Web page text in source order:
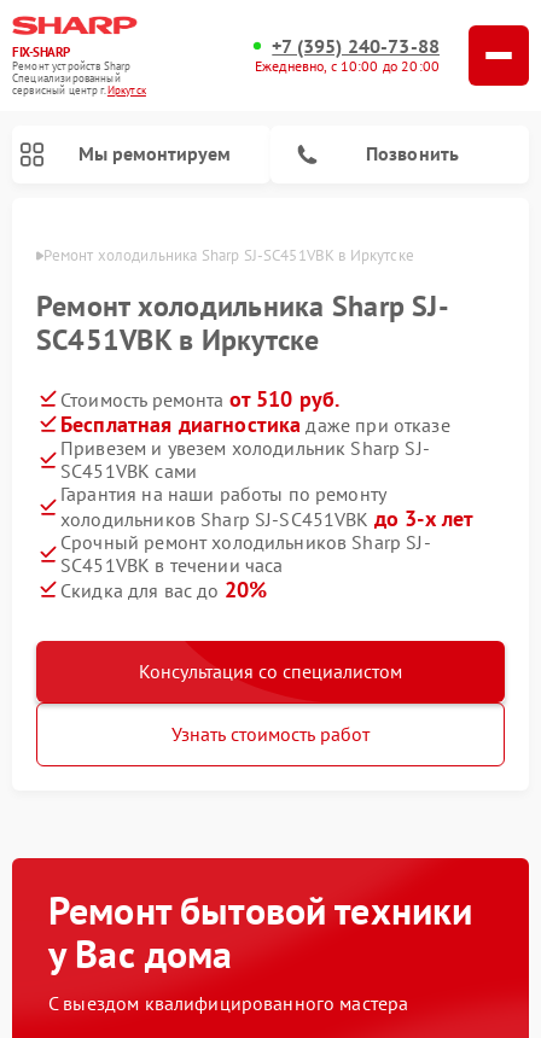
FIX-SHARP
Ремонт устройств Sharp
Специализированный
cервисный центр г.Иркутск
+7 (395) 240-73-88
Ежедневно, с 10:00 до 20:00
Мы ремонтируем Позвонить
Ремонт холодильника Sharp SJ-SC451VBK в Иркутске
Ремонт холодильника Sharp SJ-
SC451VBK в Иркутске
Стоимость ремонта от 510 руб.
Бесплатная диагностика даже при отказе
Привезем и увезем холодильник Sharp SJ-
SC451VBK сами
Гарантия на наши работы по ремонту
холодильников Sharp SJ-SC451VBK до 3-х лет
Срочный ремонт холодильников Sharp SJ-
SC451VBK в течении часа
Скидка для вас до 20%
Консультация со специалистом
Узнать стоимость работ
Ремонт бытовой техники
у Вас дома
С выездом квалифицированного мастера